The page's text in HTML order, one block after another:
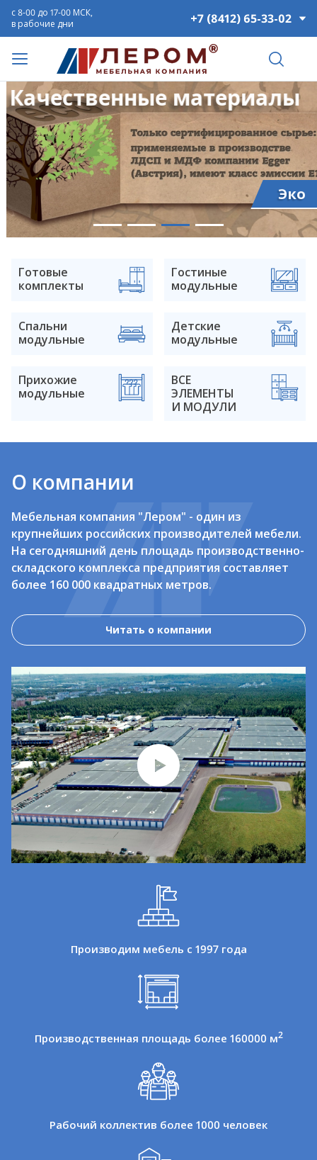
+7 (8412) 65-33-02
с 8-00 до 17-00 МСК,
в рабочие дни
Качественные материалы
Эко
Готовые
комплекты
Гостиные
модульные
Спальни
модульные
Детские
модульные
Прихожие
модульные
ВСЕ
ЭЛЕМЕНТЫ
И МОДУЛИ
О компании
Мебельная компания "Лером" - один из
крупнейших российских производителей мебели.
На сегодняшний день площадь производственно-
складского комплекса предприятия составляет
более 160 000 квадратных метров.
Читать о компании
Производим мебель с 1997 года
Производственная площадь более 160000 м2
Рабочий коллектив более 1000 человек